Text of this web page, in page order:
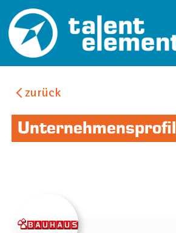
zurück
Unternehmensprofil